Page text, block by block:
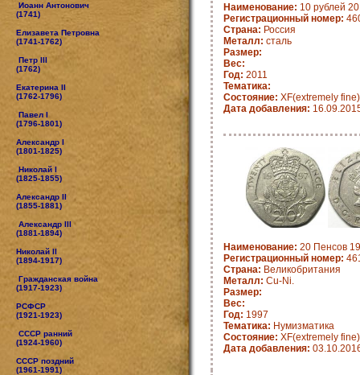
Иоанн Антонович
(1741)
Елизавета Петровна
(1741-1762)
Петр III
(1762)
Екатерина II
(1762-1796)
Павел I
(1796-1801)
Александр I
(1801-1825)
Николай I
(1825-1855)
Александр II
(1855-1881)
Александр III
(1881-1894)
Николай II
(1894-1917)
Гражданская война
(1917-1923)
РСФСР
(1921-1923)
СССР ранний
(1924-1960)
СССР поздний
(1961-1991)
Наименование: 10 рублей
Регистрационный номер:
Страна: Россия
Металл: сталь
Размер:
Вес:
Год: 2011
Тематика:
Состояние: XF(extremely fine)
Дата добавления:
Наименование: 20 Пенсов
Регистрационный номер:
Страна: Великобритания
Металл: Cu-Ni.
Размер:
Вес:
Год: 1997
Тематика: Нумизматика
Состояние: XF(extremely fine)
Дата добавления: